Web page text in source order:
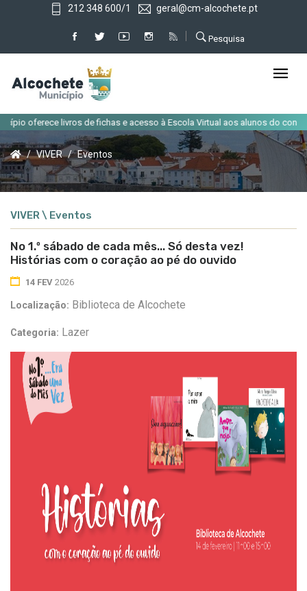
212 348 600/1 geral@cm-alcochete.pt
Pesquisa
oferece livros de fichas e acesso à Escola Virtual aos alunos do concelho
VIVER Eventos
VIVER \ Eventos
No 1.º sábado de cada mês... Só desta vez!
Histórias com o coração ao pé do ouvido
14 FEV 2026
Localização: Biblioteca de Alcochete
Categoria: Lazer